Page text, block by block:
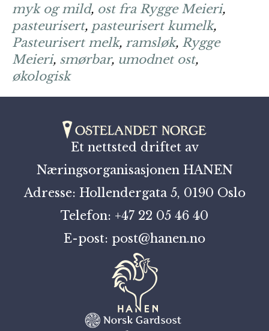
myk og mild, ost fra Rygge Meieri,
pasteurisert, pasteurisert kumelk,
Pasteurisert melk, ramsløk, Rygge
Meieri, smørbar, umodnet ost,
økologisk
Et nettsted driftet av
Næringsorganisasjonen HANEN
Adresse: Hollendergata 5, 0190 Oslo
Telefon: +47 22 05 46 40
E-post: post@hanen.no